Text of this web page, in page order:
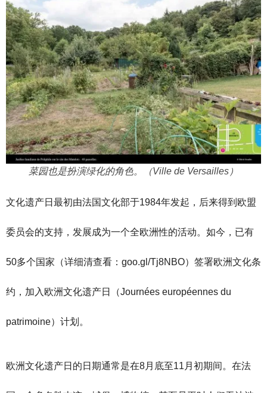
菜园也是扮演绿化的角色。（Ville de Versailles）
文化遗产日最初由法国文化部于1984年发起，后来得到欧盟
委员会的支持，发展成为一个全欧洲性的活动。如今，已有
50多个国家（详细清查看： goo.gl/Tj8NBO）签署欧洲文化条
约，加入欧洲文化遗产日（Journées européennes du
patrimoine）计划。
欧洲文化遗产日的日期通常是在8月底至11月初期间。在法